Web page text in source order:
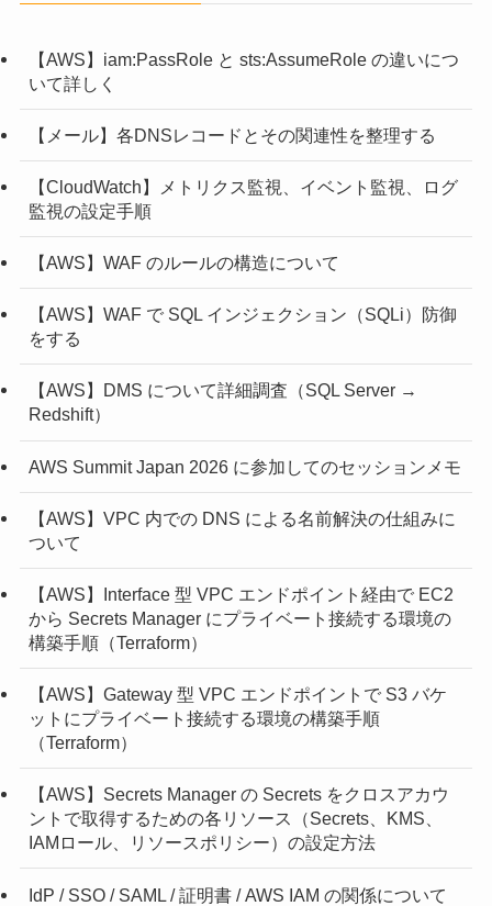
【AWS】iam:PassRole と sts:AssumeRole の違いにつ
いて詳しく
【メール】各DNSレコードとその関連性を整理する
【CloudWatch】メトリクス監視、イベント監視、ログ
監視の設定手順
【AWS】WAF のルールの構造について
【AWS】WAF で SQL インジェクション（SQLi）防御
をする
【AWS】DMS について詳細調査（SQL Server →
Redshift）
AWS Summit Japan 2026 に参加してのセッションメモ
【AWS】VPC 内での DNS による名前解決の仕組みに
ついて
【AWS】Interface 型 VPC エンドポイント経由で EC2
から Secrets Manager にプライベート接続する環境の
構築手順（Terraform）
【AWS】Gateway 型 VPC エンドポイントで S3 バケ
ットにプライベート接続する環境の構築手順
（Terraform）
【AWS】Secrets Manager の Secrets をクロスアカウ
ントで取得するための各リソース（Secrets、KMS、
IAMロール、リソースポリシー）の設定方法
IdP / SSO / SAML / 証明書 / AWS IAM の関係について